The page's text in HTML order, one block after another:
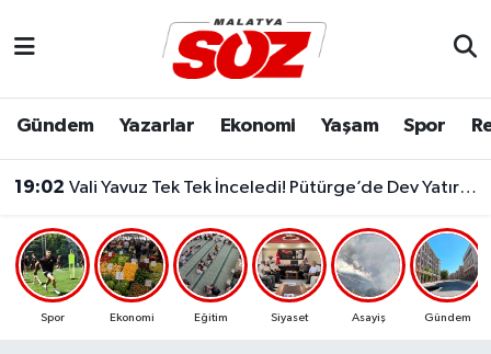
Gündem Yazarlar Ekonomi Yaşam Spor
19:02 Vali Yavuz Tek Tek İnceledi! Pütürge’de Dev Yatırımlar Masada..
Spor Ekonomi Eğitim Siyaset Asayiş Gündem
Dünya
Eğitim
Ekonomi
Malatya Nöbetçi Eczaneler
Malatya Namaz Vakitleri
Malatya Trafik Yoğunluk Haritası
Süper Lig Puan Durumu ve Fikstür